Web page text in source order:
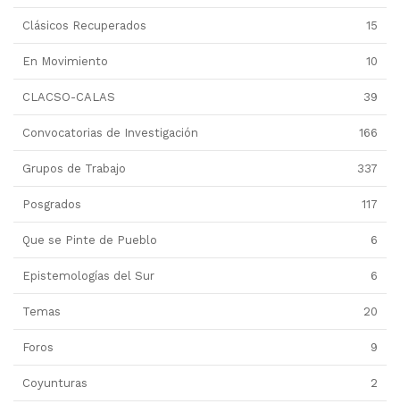
Clásicos Recuperados 15
En Movimiento 10
CLACSO-CALAS 39
Convocatorias de Investigación 166
Grupos de Trabajo 337
Posgrados 117
Que se Pinte de Pueblo 6
Epistemologías del Sur 6
Temas 20
Foros 9
Coyunturas 2